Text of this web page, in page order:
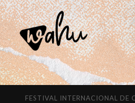
FESTIVAL INTERNACIONAL